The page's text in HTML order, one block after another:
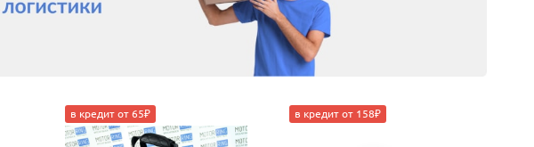
в кредит от 65₽ в кредит от 158₽